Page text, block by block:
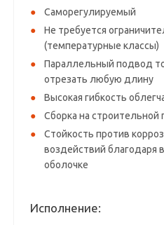
Саморегулируемый
Не требуется
(температурные классы)
Параллельный подвод
отрезать любую длину
Высокая гибкость
Сборка на
Стойкость против
воздействий благодаря
оболочке
Исполнение: